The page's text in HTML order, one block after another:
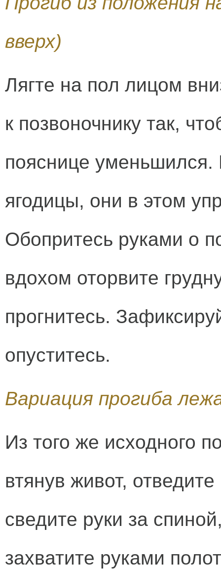
вверх)
Лягте на пол лицом
к позвоночнику так,
пояснице уменьшился.
ягодицы, они в этом
Обопритесь руками о
вдохом оторвите
прогнитесь.
опуститесь.
Вариация прогиба
Из того же исходного
втянув живот,
сведите руки за
захватите руками